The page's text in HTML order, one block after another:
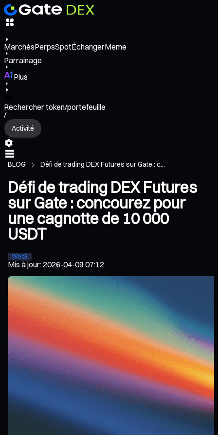
MarchésPerpsSpotÉchangerMeme
Parrainage
Plus
Rechercher token/portefeuille
/
Activité
BLOG Défi de trading DEX Futures sur Gate : c...
Défi de trading DEX Futures
sur Gate : concourez pour
une cagnotte de 10 000
USDT
Web3
Mis à jour:2026-04-09 07:12